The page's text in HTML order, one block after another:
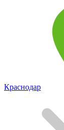
Краснодар